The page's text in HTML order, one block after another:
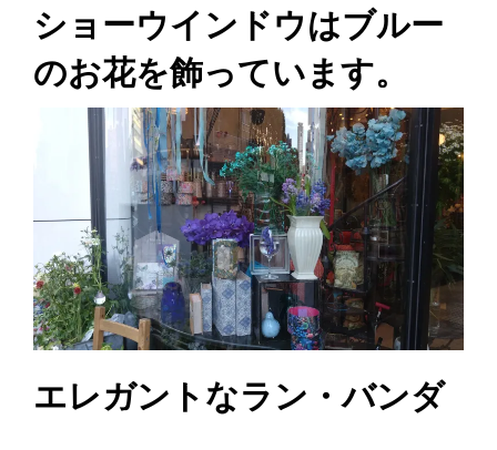
ショーウインドウはブルー
のお花を飾っています。
エレガントなラン・バンダ